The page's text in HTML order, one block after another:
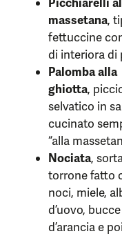
massetana,
fettuccine
di interiora di
Palomba alla
ghiotta,
selvatico in
cucinato
“alla
Nociata,
torrone fatto
noci, miele,
d’uovo, bucce
d’arancia e